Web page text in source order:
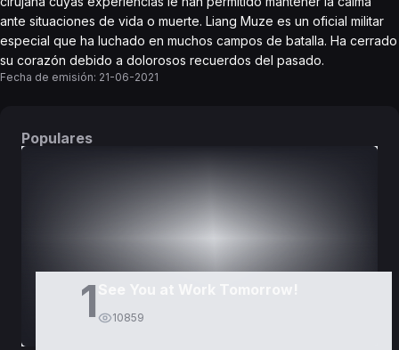
ante situaciones de vida o muerte. Liang Muze es un oficial militar
especial que ha luchado en muchos campos de batalla. Ha cerrado
su corazón debido a dolorosos recuerdos del pasado.
Fecha de emisión: 21-06-2021
Populares
1 10859